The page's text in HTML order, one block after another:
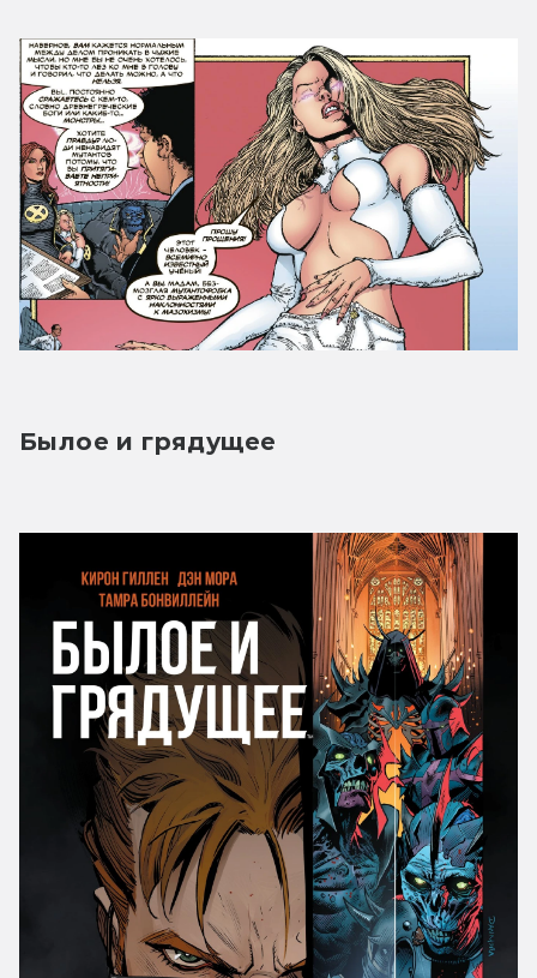
Былое и грядущее